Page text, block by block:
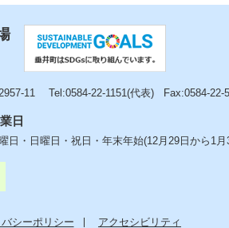
11 Tel:0584-22-1151(代表) Fax:0584-22-
日
日・日曜日・祝日・年末年始(12月29日から1
シーポリシー アクセシビリティ